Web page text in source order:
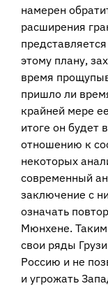
намерен
расширения
этому плану,
время
пришло ли
крайней мере
итоге он будет
отношению к
некоторых
современный
заключение с
означать
Мюнхене.
свои ряды
Россию и не
и угрожать